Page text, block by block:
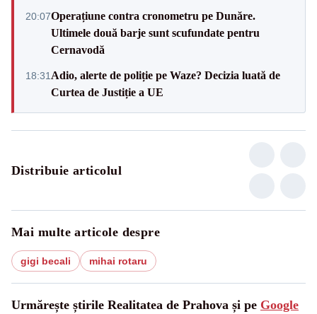
20:07Operațiune contra cronometru pe Dunăre.
Ultimele două barje sunt scufundate pentru
Cernavodă
18:31 Adio, alerte de poliție pe Waze? Decizia luată de
Curtea de Justiție a UE
Distribuie articolul
Mai multe articole despre
gigi becali mihai rotaru
Urmărește știrile Realitatea de Prahova și pe Google